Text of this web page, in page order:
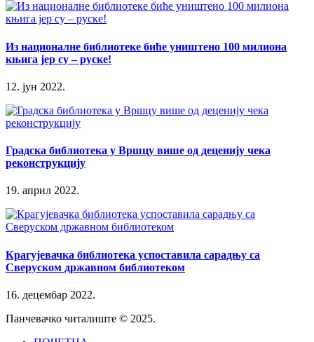
Из националне библиотеке биће уништено 100 милиона
књига јер су – руске!
12. јун 2022.
Градска библиотека у Вршцу више од деценију чека
реконструкцију
19. април 2022.
Крагујевачка библиотека успоставила сарадњу са
Сверуском државном библиотеком
16. децембар 2022.
Панчевачко читалиште © 2025.